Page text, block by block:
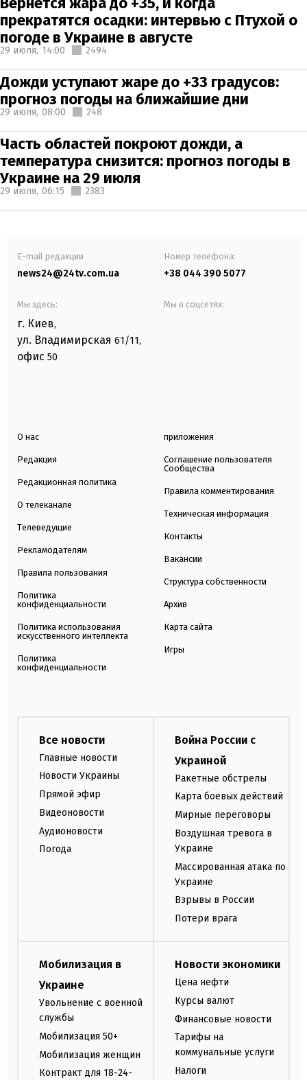
прекратятся осадки: интервью с Птухой о
погоде в Украине в августе
29 июля, 14:00 2494
Дожди уступают жаре до +33 градусов:
прогноз погоды на ближайшие дни
29 июля, 08:00 248
Часть областей покроют дожди, а
температура снизится: прогноз погоды в
Украине на 29 июля
29 июля, 06:15 2383
E-mail редакции
news24@24tv.com.ua
Номер телефона:
+38 044 390 5077
Мы здесь:
г. Киев,
ул. Владимирская 61/11,
офис 50
Мы в соцсетях:
О нас
Редакция
Редакционная политика
О телеканале
Телеведущие
Рекламодателям
Правила пользования
Политика
конфиденциальности
Политика использования
искусственного интеллекта
Политика
конфиденциальности
приложения
Соглашение пользователя
Сообщества
Правила комментирования
Техническая информация
Контакты
Вакансии
Структура собственности
Архив
Карта сайта
Игры
Все новости
Главные новости
Новости Украины
Прямой эфир
Видеоновости
Аудионовости
Погода
Война России с
Украиной
Ракетные обстрелы
Карта боевых действий
Мирные переговоры
Воздушная тревога в
Украине
Массированная атака по
Украине
Взрывы в России
Потери врага
Мобилизация в
Украине
Увольнение с военной
службы
Мобилизация 50+
Мобилизация женщин
Контракт для 18-24-
Новости экономики
Цена нефти
Курсы валют
Финансовые новости
Тарифы на
коммунальные услуги
Налоги